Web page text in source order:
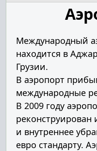
Международный
находится в
Грузии.
В аэропорт
международные
В 2009 году
и внутреннее
евро стандарту.